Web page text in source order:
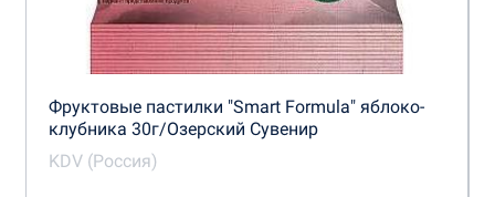
Фруктовые пастилки "Smart Formula" яблоко-
клубника 30г/Озерский Сувенир
KDV (Россия)